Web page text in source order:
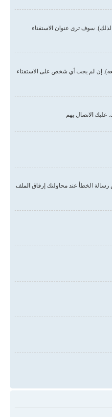
سوف ترى عنوان الاستفتاء
إن لم يجب أي شخص على الاستفتاء
عليك الاتصال بهم
الخطأ عند محاولتك إرفاق الملف